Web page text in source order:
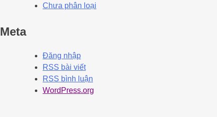
Chưa phân loại
Meta
Đăng nhập
RSS bài viết
RSS bình luận
WordPress.org